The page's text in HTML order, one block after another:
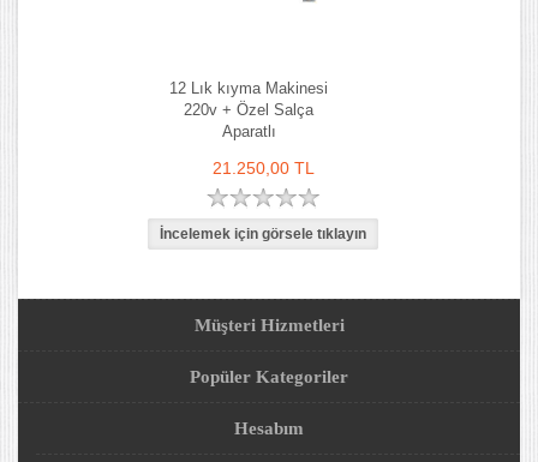
12 Lık kıyma Makinesi
220v + Özel Salça
Aparatlı
21.250,00 TL
Müşteri Hizmetleri
Popüler Kategoriler
Hesabım